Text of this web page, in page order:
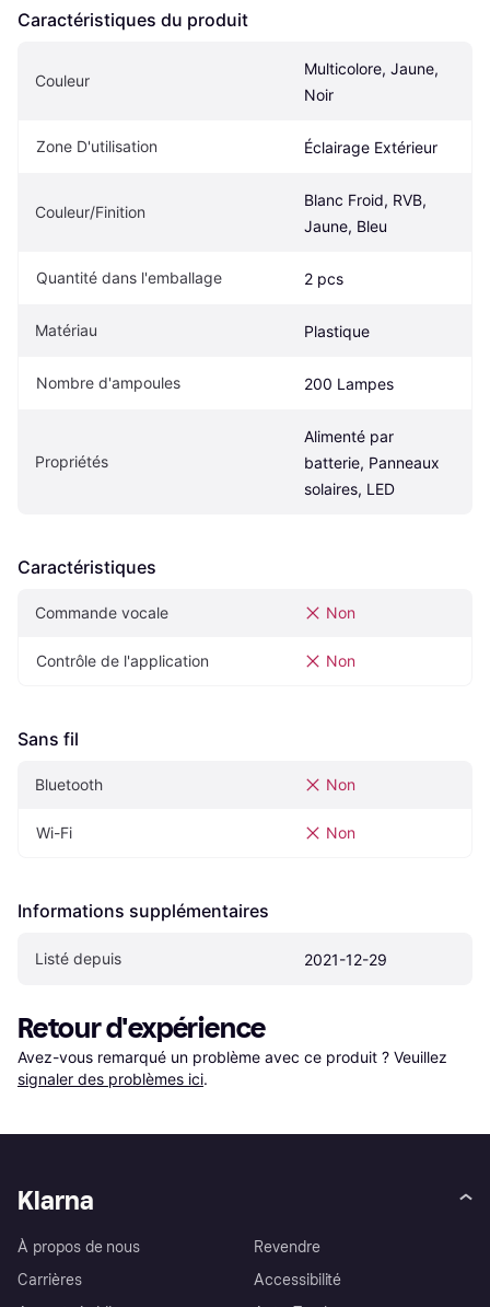
Caractéristiques du produit
Couleur
Multicolore, Jaune,
Noir
Zone D'utilisation Éclairage Extérieur
Couleur/Finition
Blanc Froid, RVB,
Jaune, Bleu
Quantité dans l'emballage 2 pcs
Matériau Plastique
Nombre d'ampoules 200 Lampes
Propriétés
Alimenté par
batterie, Panneaux
solaires, LED
Caractéristiques
Commande vocale Non
Contrôle de l'application Non
Sans fil
Bluetooth Non
Wi-Fi Non
Informations supplémentaires
Listé depuis 2021-12-29
Retour d'expérience
Avez-vous remarqué un problème avec ce produit ? Veuillez
signaler des problèmes ici.
Klarna
À propos de nous
Carrières
Revendre
Accessibilité